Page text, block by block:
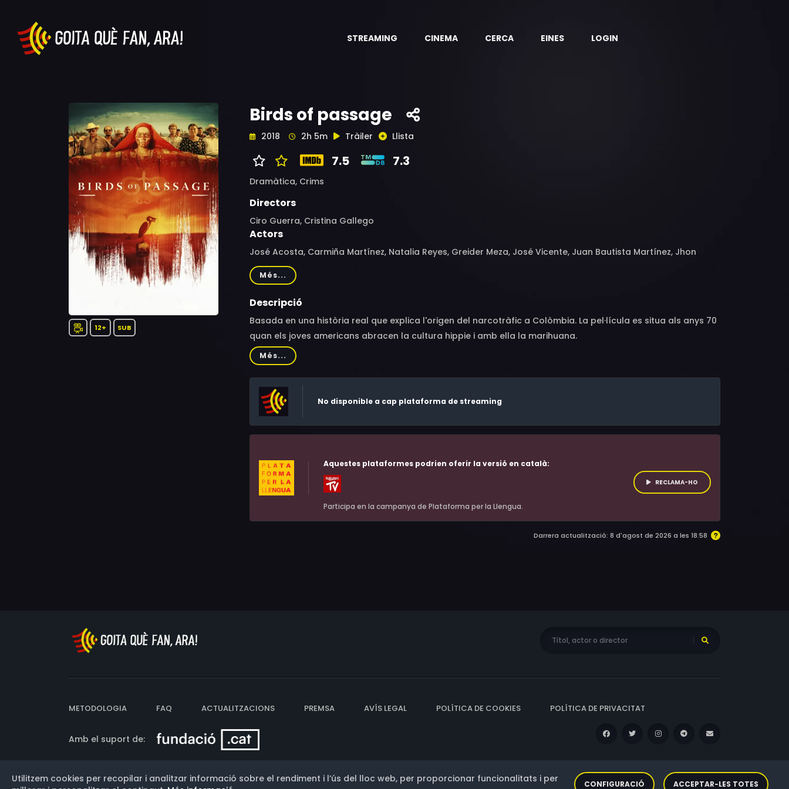
STREAMING CINEMA CERCA EINES LOGIN
12+ SUB
Birds of passage
2018 2h 5m Tràiler Llista
7.5 7.3
Dramàtica, Crims
Directors
Ciro Guerra, Cristina Gallego
Actors
José Acosta, Carmiña Martínez, Natalia Reyes, Greider Meza, José Vicente, Juan Bautista Martínez, Jhon
Narváez, Miguel Viera, Sergio Coen, Aslenis Márquez, José Naider, Yanker Díaz, Víctor Montero, Jorge
Lascarro, Joaquín Ramón, Germán Epieyu, Luisa Alfaro, Merija Uriana, Gabriel Mangones, Natalia Pinzón, David
Noreña, Zaida Cotes, Sebastián Celis, Dennis Klein, Alice Lebadie, Rosario Epieyú, Ana Maria Muñoz
Més...
Descripció
Basada en una història real que explica l'origen del narcotràfic a Colòmbia. La pel·lícula es situa als anys 70
quan els joves americans abracen la cultura hippie i amb ella la marihuana.
Més...
No disponible a cap plataforma de streaming
Aquestes plataformes podrien oferir la versió en català:
Participa en la campanya de Plataforma per la Llengua.
RECLAMA-HO
Darrera actualització: 8 d'agost de 2026 a les 18:58
METODOLOGIA FAQ ACTUALITZACIONS PREMSA AVÍS LEGAL POLÍTICA DE COOKIES POLÍTICA DE PRIVACITAT
Amb el suport de:
Versió: 3.13.0.202607011342
Utilitzem cookies per recopilar i analitzar informació sobre el rendiment i l’ús del lloc web, per proporcionar funcionalitats i per
CONFIGURACIÓ ACCEPTAR-LES TOTES